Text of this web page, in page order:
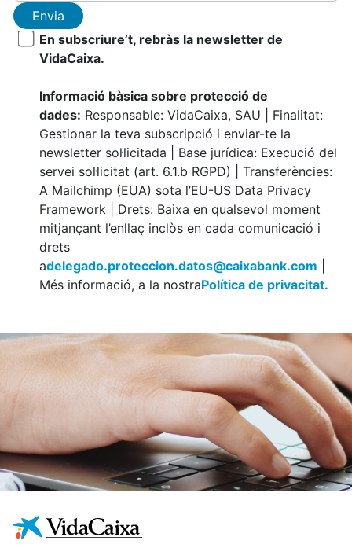
Envia
En subscriure’t, rebràs la newsletter de
VidaCaixa.
Informació bàsica sobre protecció de
dades: Responsable: VidaCaixa, SAU | Finalitat:
Gestionar la teva subscripció i enviar-te la
newsletter sol·licitada | Base jurídica: Execució del
servei sol·licitat (art. 6.1.b RGPD) | Transferències:
A Mailchimp (EUA) sota l’EU-US Data Privacy
Framework | Drets: Baixa en qualsevol moment
mitjançant l’enllaç inclòs en cada comunicació i
drets
adelegado.proteccion.datos@caixabank.com
Més informació, a la nostraPolítica de privacitat.